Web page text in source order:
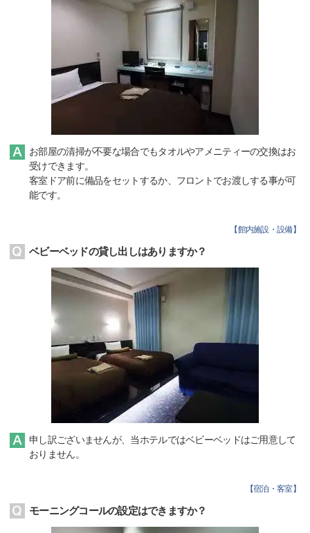
お部屋の清掃が不要な場合でもタオルやアメニティーの交換はお
受けできます。
客室ドア前に備品をセットするか、フロントでお渡しする事が可
能です。
【館内施設・設備】
ベビーベッドの貸し出しはありますか？
申し訳ございませんが、当ホテルではベビーベッドはご用意して
おりません。
【宿泊・客室】
モーニングコールの設定はできますか？